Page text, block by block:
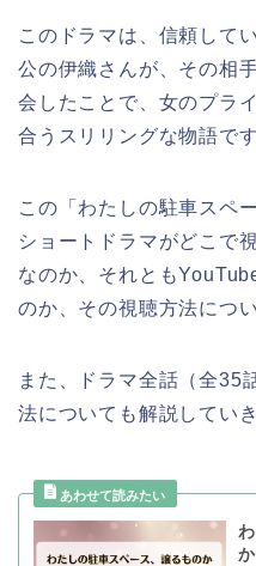
このドラマは、信頼して
公の伊織さんが、その相
会したことで、女のプラ
合うスリリングな物語です
この「わたしの駐車スペ
ショートドラマがどこで
なのか、それとも
のか、その視聴方法につ
また、ドラマ全話（全35
法についても解説していき